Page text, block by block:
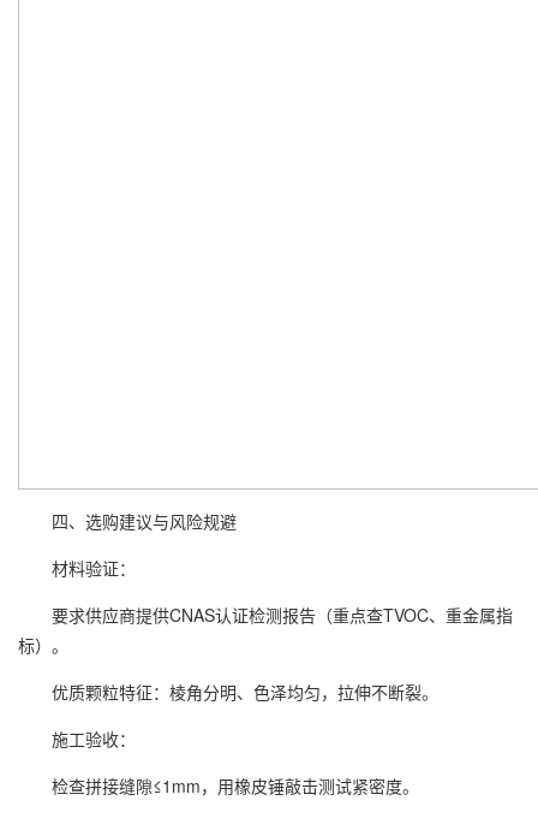
四、选购建议与风险规避
材料验证：
要求供应商提供CNAS认证检测报告（重点查TVOC、重金属指
标）。
优质颗粒特征：棱角分明、色泽均匀，拉伸不断裂。
施工验收：
检查拼接缝隙≤1mm，用橡皮锤敲击测试紧密度。